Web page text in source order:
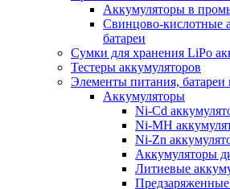
Аккумуляторы в
Свинцово-кислотные
батареи
Сумки для хранения LiPo
Тестеры аккумуляторов
Элементы питания, батареи
Аккумуляторы
Ni-Cd
Ni-MH
Ni-Zn
Аккумуляторы
Литиевые